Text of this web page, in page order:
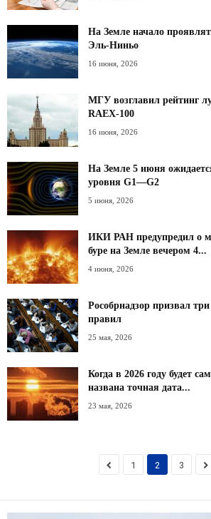
На Земле начало
Эль-Ниньо
16 июня, 2026
МГУ возглавил рейтинг
RAEX-100
16 июня, 2026
На Земле 5 июня
уровня G1—G2
5 июня, 2026
ИКИ РАН предупредил о
буре на Земле вечером 4...
4 июня, 2026
Рособрнадзор призвал
правил
25 мая, 2026
Когда в 2026 году будет
названа точная дата...
23 мая, 2026
1 2 3